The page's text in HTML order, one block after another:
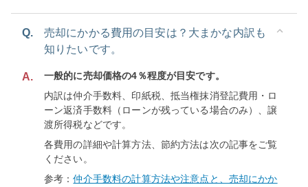
Q.
売却にかかる費用の目安は？大まかな内訳も
知りたいです。
A.
一般的に売却価格の4％程度が目安です。
内訳は仲介手数料、印紙税、抵当権抹消登記費用・ロ
ーン返済手数料（ローンが残っている場合のみ）、譲
渡所得税などです。
各費用の詳細や計算方法、節約方法は次の記事をご覧
ください。
参考：仲介手数料の計算方法や注意点と、売却にかか